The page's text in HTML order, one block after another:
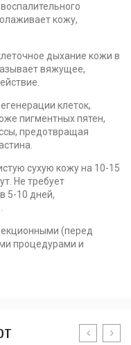
кожу,
дыхание кожи в
вяжущее,
клеток,
пигментных пятен,
предотвращая
сухую кожу на 10-15
Не требует
5-10 дней,
(перед
процедурами и